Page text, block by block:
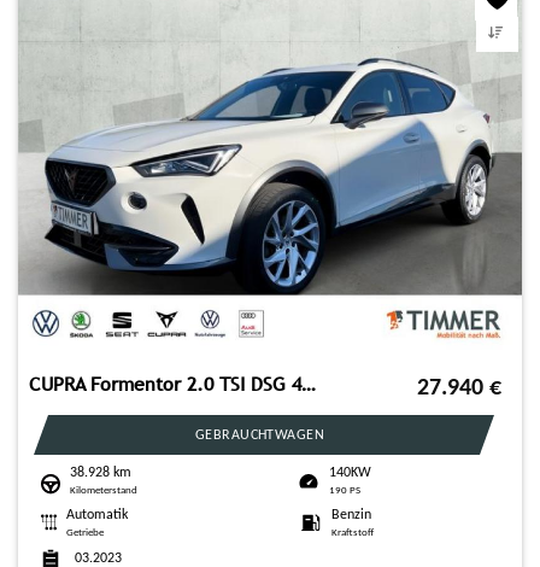
CUPRA Formentor 2.0 TSI DSG 4DRIVE AHK+PANO +LED +ACC 27.940 €
GEBRAUCHTWAGEN
38.928 km
Kilometerstand
140KW
190 PS
Automatik
Getriebe
Benzin
Kraftstoff
03.2023